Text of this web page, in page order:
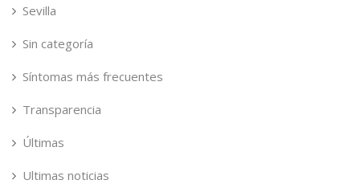
Sevilla
Sin categoría
Síntomas más frecuentes
Transparencia
Últimas
Ultimas noticias